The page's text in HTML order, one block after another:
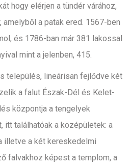
hogy elérjen a tündér várához,
a patak ered. 1567-ben
és 1786-ban már 381 lakossal
mint a jelenben, 415.
település, lineárisan fejlődve két
a falut Észak-Dél és Kelet-
központja a tengelyek
itt találhatóak a középületek: a
illetve a két kereskedelmi
falvakhoz képest a templom, a